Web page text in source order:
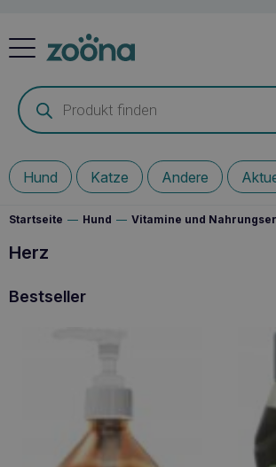
Products
search
Hund Katze Andere
Startseite — Hund — Vitamine und
Herz
Bestseller